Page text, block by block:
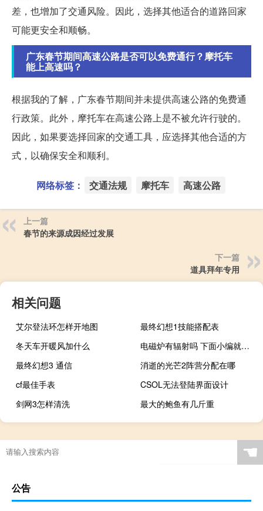
差，也增加了交通风险。因此，选择其他适合的道路回家
可能更安全和顺畅。
广东春节期间高速公路是否可以免费通行？摩托车
能上高速吗？
根据我的了解，广东春节期间并未提供高速公路的免费通
行政策。此外，摩托车在高速公路上是不被允许行驶的。
因此，如果要选择回家的交通工具，应选择其他合适的方
式，以确保安全和顺利。
网络标签： 交通法规 摩托车 高速公路
上一篇
春节的来源成因经过发展
下一篇
道具拜年专用
相关问题
艾尔登法环怎样开地图
最终幻想1技能搭配表
冬天车开暖风加什么
电磁炉有辐射吗 下面小编就带领大家去了解一下
最终幻想3 通信
消逝的光芒2阵营分配在哪
cf最佳手表
CSOL无法登陆界面设计
剑网3怎样清洗
最大的鲍鱼有几斤重
☚
公告